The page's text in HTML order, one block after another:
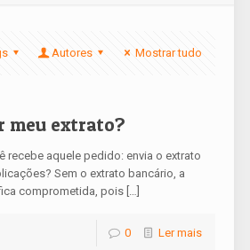
Autores Mostrar tudo
meu extrato?
recebe aquele pedido: envia o extrato
Sem o extrato bancário, a
comprometida, pois […]
0 Ler mais